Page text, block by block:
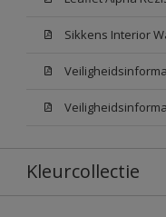
Kleurcollectie